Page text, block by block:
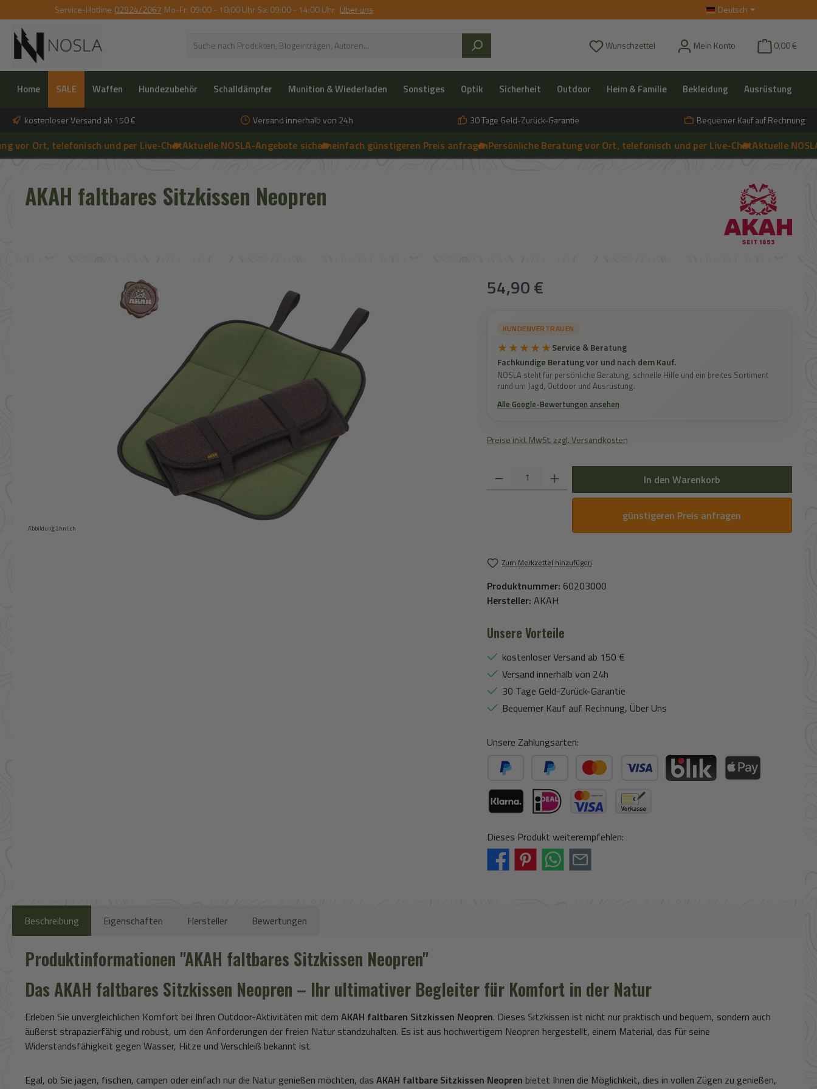
Hauptinhalt springen
Zur Suche springen
Zur Hauptnavigation springen
Service-Hotline 02924/2067 Mo-Fr: 09:00 - 18:00 Uhr Sa: 09:00 - 14:00 Uhr Über uns Deutsch
Wunschzettel Du hast 0 Produkte auf dem Merkzettel
Mein Konto 0,00 €
Home SALE Waffen Hundezubehör Schalldämpfer Munition & Wiederladen Sonstiges Optik Sicherheit Outdoor Heim & Familie Bekleidung Ausrüstung
kostenloser Versand ab 150 € Versand innerhalb von 24h 30 Tage Geld-Zurück-Garantie Bequemer Kauf auf Rechnung
Ort, telefonisch und per Live-Chat
➔
🔥 Aktuelle NOSLA-Angebote sichern
➔
🔥 einfach günstigeren Preis anfragen
➔
🔥 Persönliche Beratung vor Ort, telefonisch und per Live-Chat
➔
🔥 Aktuelle NOSLA-
AKAH faltbares Sitzkissen Neopren
Bildergalerie überspringen
Abbildung ähnlich
Regulärer Preis:
54,90 €
KUNDENVERTRAUEN
★★★★★Service & Beratung
Fachkundige Beratung vor und nach dem Kauf.
NOSLA steht für persönliche Beratung, schnelle Hilfe und ein breites Sortiment
rund um Jagd, Outdoor und Ausrüstung.
Alle Google-Bewertungen ansehen
Preise inkl. MwSt. zzgl. Versandkosten
Produkt Anzahl: Gib den gewünschten Wert ein oder benutze die Schaltflächen um die
In den Warenkorb
günstigeren Preis anfragen
Zum Merkzettel hinzufügen
Produktnummer: 60203000
Hersteller: AKAH
Unsere Vorteile
kostenloser Versand ab 150 €
Versand innerhalb von 24h
30 Tage Geld-Zurück-Garantie
Bequemer Kauf auf Rechnung, Über Uns
Unsere Zahlungsarten:
PayPal Später BezahlenKredit- oder Debitkarte
Dieses Produkt weiterempfehlen:
Beschreibung Eigenschaften Hersteller Bewertungen
Produktinformationen "AKAH faltbares Sitzkissen Neopren"
DasAKAH faltbares Sitzkissen Neopren – Ihr ultimativer Begleiter für Komfort in der Natur
Erleben Sie unvergleichlichen Komfort bei Ihren Outdoor-Aktivitäten mit dem AKAH faltbaren Sitzkissen Neopren. Dieses Sitzkissen ist nicht nur praktisch und bequem, sondern auch
äußerst strapazierfähig und robust, um den Anforderungen der freien Natur standzuhalten. Es ist aus hochwertigem Neopren hergestellt, einem Material, das für seine
Widerstandsfähigkeit gegen Wasser, Hitze und Verschleiß bekannt ist.
Egal, ob Sie jagen, fischen, campen oder einfach nur die Natur genießen möchten, das AKAH faltbare Sitzkissen Neopren bietet Ihnen die Möglichkeit, dies in vollen Zügen zu genießen,